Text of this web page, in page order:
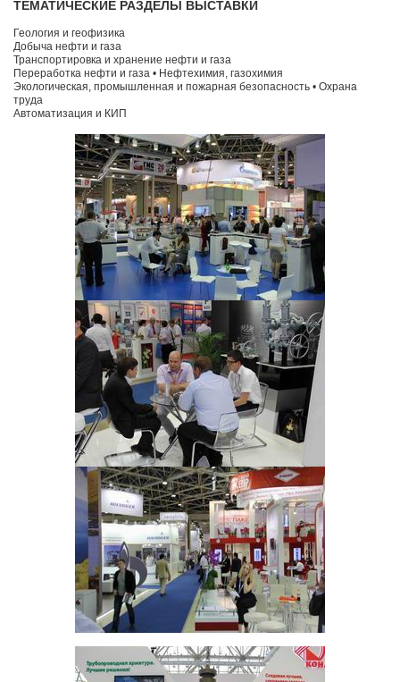
ТЕМАТИЧЕСКИЕ РАЗДЕЛЫ ВЫСТАВКИ
Геология и геофизика
Добыча нефти и газа
Транспортировка и хранение нефти и газа
Переработка нефти и газа • Нефтехимия, газохимия
Экологическая, промышленная и пожарная безопасность • Охрана
труда
Автоматизация и КИП